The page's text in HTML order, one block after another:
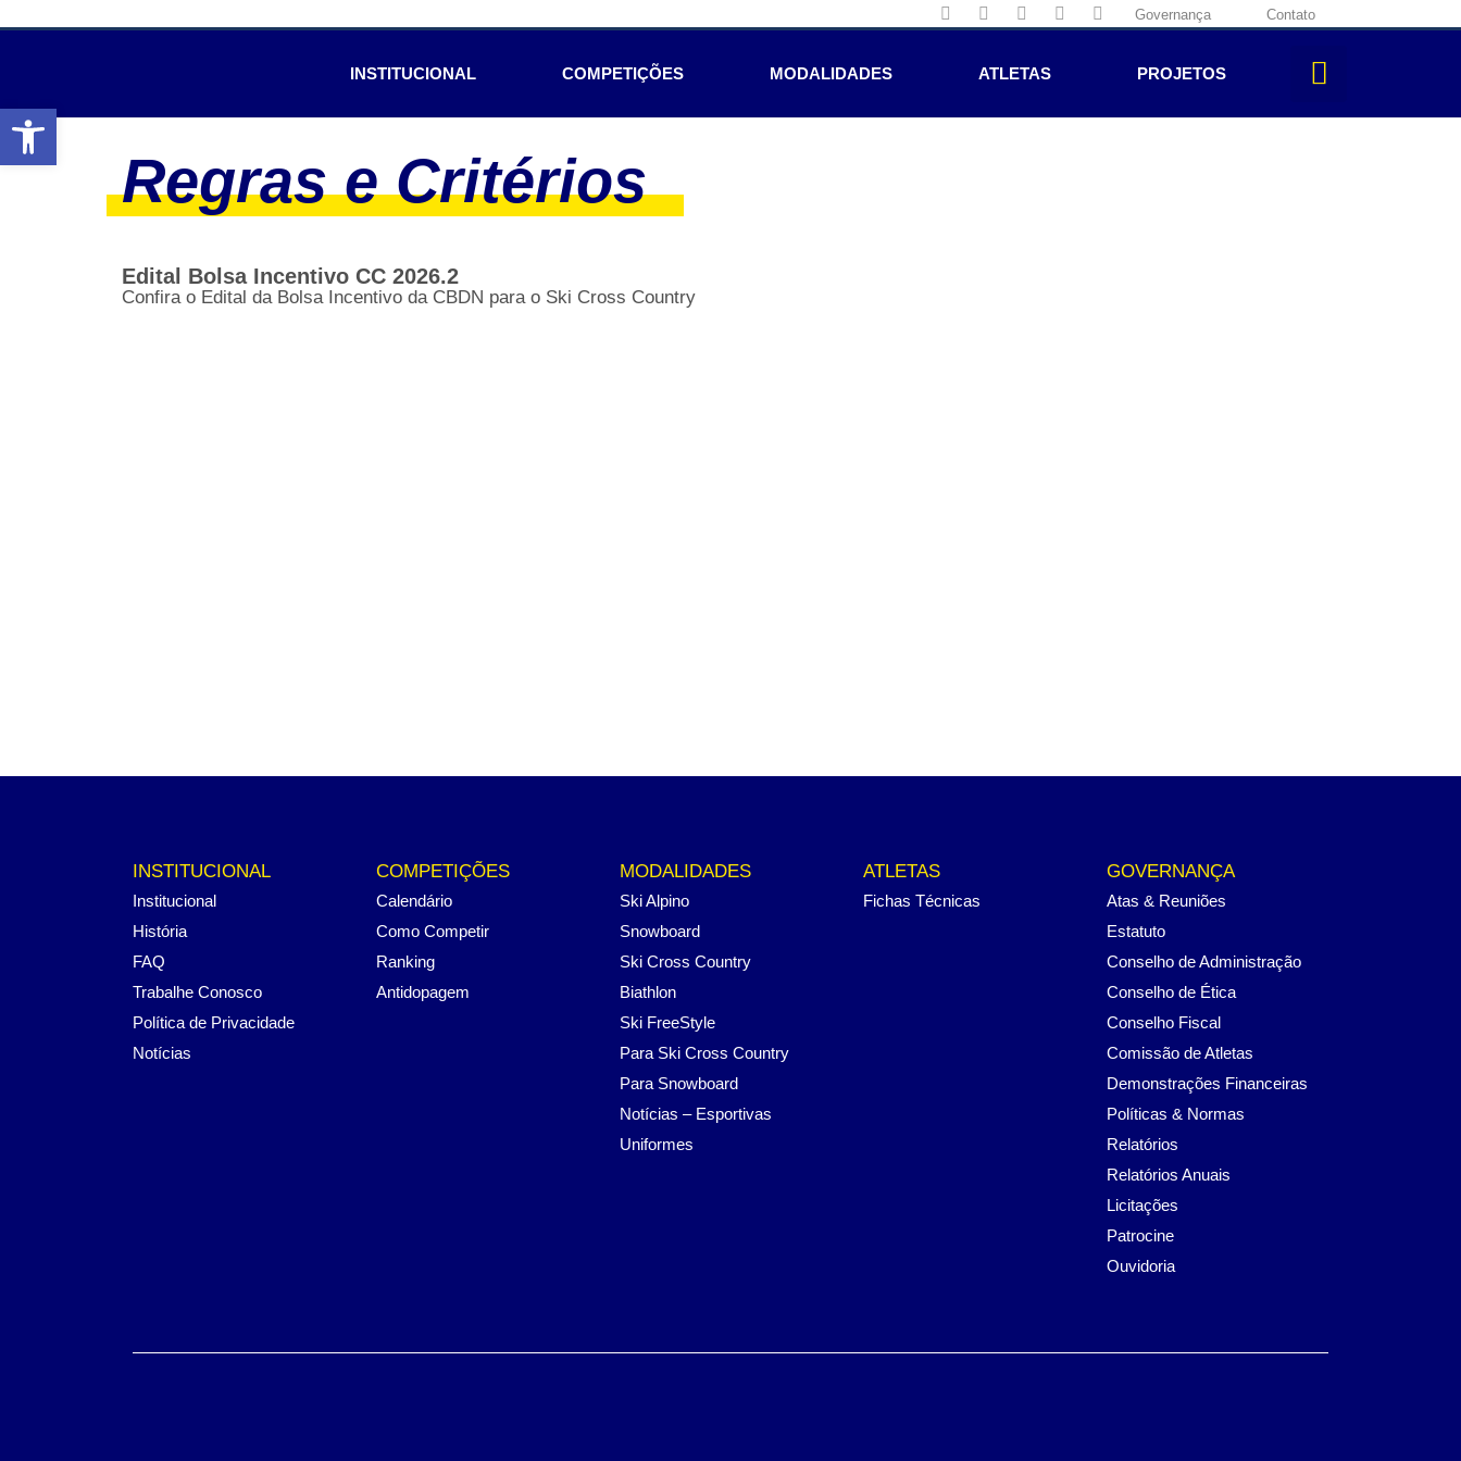
Abrir a barra de ferramentas
Governança Contato
INSTITUCIONAL COMPETIÇÕES MODALIDADES ATLETAS PROJETOS
Regras e Critérios
Edital Bolsa Incentivo CC 2026.2
Confira o Edital da Bolsa Incentivo da CBDN para o Ski Cross Country
INSTITUCIONAL
Institucional
História
FAQ
Trabalhe Conosco
Política de Privacidade
Notícias
COMPETIÇÕES
Calendário
Como Competir
Ranking
Antidopagem
MODALIDADES
Ski Alpino
Snowboard
Ski Cross Country
Biathlon
Ski FreeStyle
Para Ski Cross Country
Para Snowboard
Notícias – Esportivas
Uniformes
ATLETAS
Fichas Técnicas
GOVERNANÇA
Atas & Reuniões
Estatuto
Conselho de Administração
Conselho de Ética
Conselho Fiscal
Comissão de Atletas
Demonstrações Financeiras
Políticas & Normas
Relatórios
Relatórios Anuais
Licitações
Patrocine
Ouvidoria